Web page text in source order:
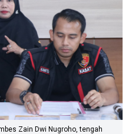
Zain Dwi Nugroho, tengah